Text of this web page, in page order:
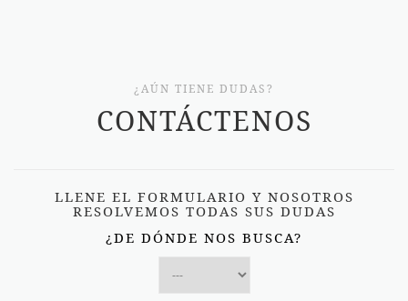
¿AÚN TIENE DUDAS?
CONTÁCTENOS
LLENE EL FORMULARIO Y NOSOTROS
RESOLVEMOS TODAS SUS DUDAS
¿DE DÓNDE NOS BUSCA?